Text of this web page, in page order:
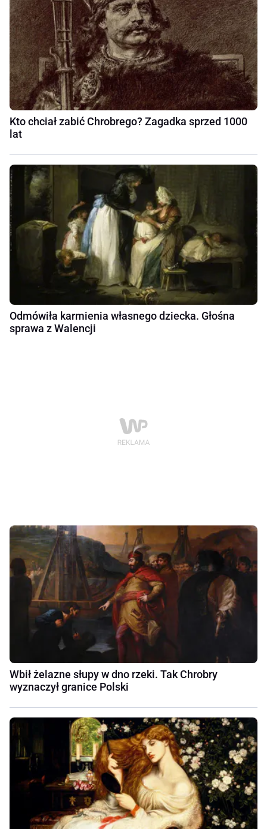
Kto chciał zabić Chrobrego? Zagadka sprzed 1000
lat
Odmówiła karmienia własnego dziecka. Głośna
sprawa z Walencji
Wbił żelazne słupy w dno rzeki. Tak Chrobry
wyznaczył granice Polski